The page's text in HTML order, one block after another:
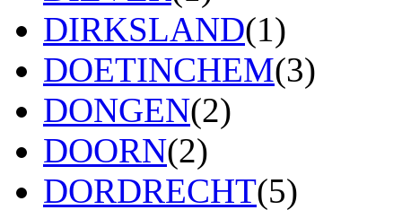
DIRKSLAND(1)
DOETINCHEM(3)
DONGEN(2)
DOORN(2)
DORDRECHT(5)